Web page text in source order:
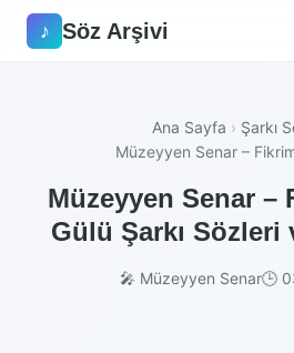
♪ Söz Arşivi
Ana Sayfa › Şarkı
Müzeyyen Senar –
Müzeyyen Senar –
Gülü Şarkı Sözleri
🎤 Müzeyyen Senar🕒